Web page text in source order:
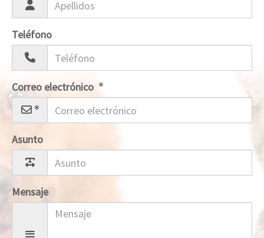
Teléfono
Correo electrónico
Asunto
Mensaje